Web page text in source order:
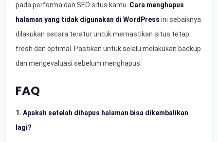
pada performa dan SEO situs kamu. Cara menghapus
halaman yang tidak digunakan di WordPress ini sebaiknya
dilakukan secara teratur untuk memastikan situs tetap
fresh dan optimal. Pastikan untuk selalu melakukan backup
dan mengevaluasi sebelum menghapus.
FAQ
1. Apakah setelah dihapus halaman bisa dikembalikan
lagi?